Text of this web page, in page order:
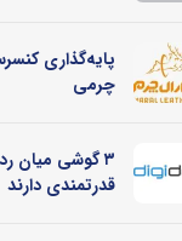
پایه‌گذاری
چرمی
۳ گوشی میان
قدرتمندی دارند